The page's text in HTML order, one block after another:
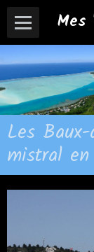
Mes
Les
mistral